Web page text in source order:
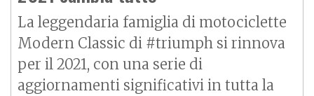
La leggendaria famiglia di motociclette
Modern Classic di #triumph si rinnova
per il 2021, con una serie di
aggiornamenti significativi in tutta la